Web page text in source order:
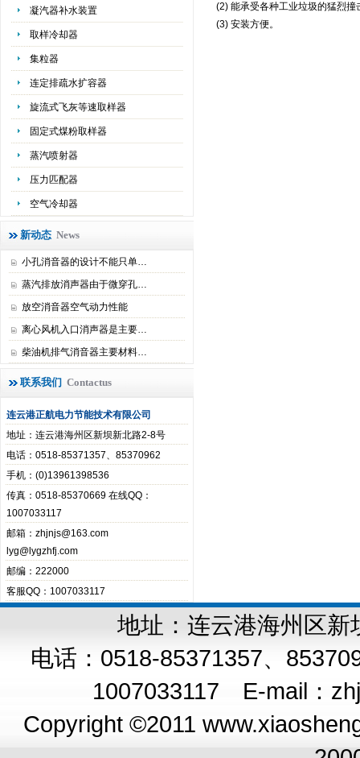
凝汽器补水装置
取样冷却器
集粒器
连定排疏水扩容器
旋流式飞灰等速取样器
固定式煤粉取样器
蒸汽喷射器
压力匹配器
空气冷却器
新动态 News
小孔消音器的设计不能只单…
蒸汽排放消声器由于微穿孔…
放空消音器空气动力性能
离心风机入口消声器是主要…
柴油机排气消音器主要材料…
联系我们 Contactus
连云港正航电力节能技术有限公司
地址：连云港海州区新坝新北路2-8号
电话：0518-85371357、85370962
手机：(0)13961398536
传真：0518-85370669 在线QQ：
1007033117
邮箱：zhjnjs@163.com
lyg@lygzhfj.com
邮编：222000
客服QQ：1007033117
(2) 能承受各种工业垃圾的猛烈
(3) 安装方便。
地址：连云港海州区
电话：0518-85371357、
1007033117 E-mail：
Copyright ©2011